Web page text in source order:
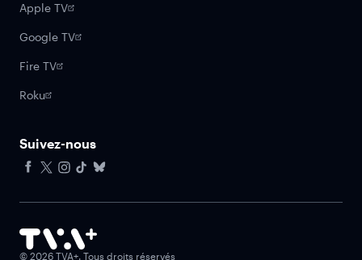
Apple TV
Google TV
Fire TV
Roku
Suivez-nous
© 2026 TVA+. Tous droits réservés